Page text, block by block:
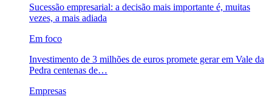
Sucessão empresarial: a decisão mais importante é, muitas
vezes, a mais adiada
Em foco
Investimento de 3 milhões de euros promete gerar em Vale da
Pedra centenas de…
Empresas